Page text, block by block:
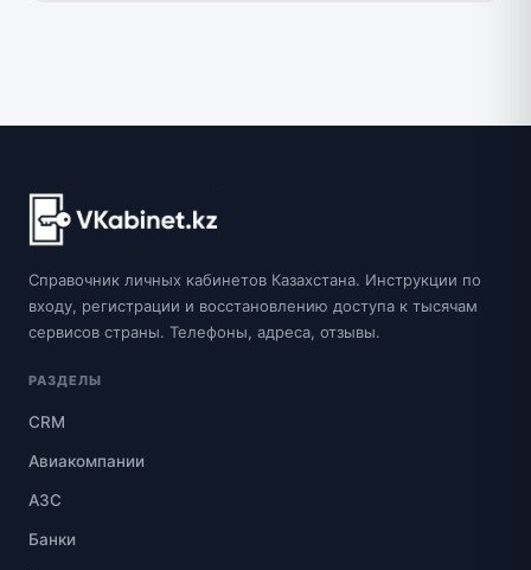
Справочник личных кабинетов Казахстана. Инструкции по
входу, регистрации и восстановлению доступа к тысячам
сервисов страны. Телефоны, адреса, отзывы.
РАЗДЕЛЫ
CRM
Авиакомпании
АЗС
Банки